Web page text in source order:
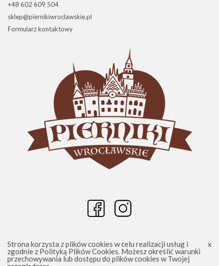
Strona korzysta z plików cookies w celu realizacji usług i
zgodnie z Polityką Plików Cookies. Możesz określić warunki
przechowywania lub dostępu do plików cookies w Twojej
+48 602 609 504
sklep@piernikiwroclawskie.pl
Formularz kontaktowy
Wrocławskie Pierniki - Piernikowe Dekoracje 2025